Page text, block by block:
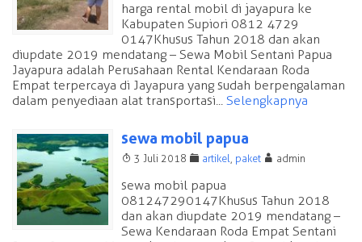
harga rental mobil di jayapura ke
Kabupaten Supiori 0812 4729
0147 Khusus Tahun 2018 dan akan
diupdate 2019 mendatang – Sewa Mobil Sentani Papua
Jayapura adalah Perusahaan Rental Kendaraan Roda
Empat terpercaya di Jayapura yang sudah berpengalaman
dalam penyediaan alat transportasi... Selengkapnya
sewa mobil papua
T 3 Juli 2018 F artikel, paket A admin
sewa mobil papua
081247290147 Khusus Tahun 2018
dan akan diupdate 2019 mendatang –
Sewa Kendaraan Roda Empat Sentani